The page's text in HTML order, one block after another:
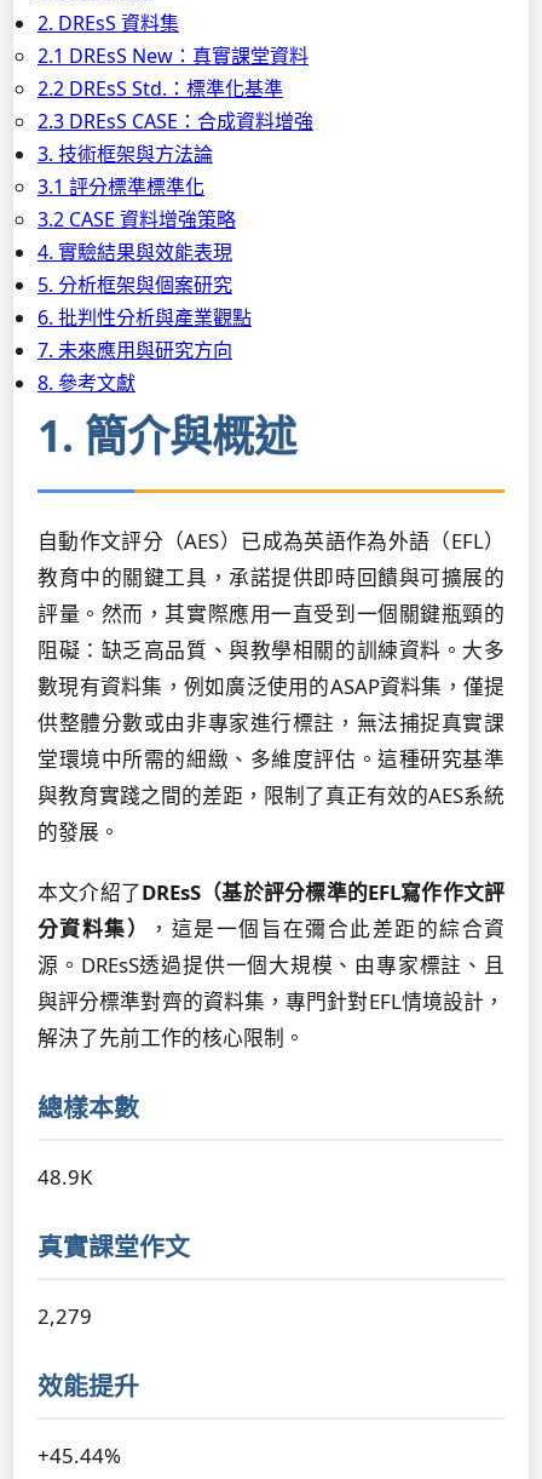
2. DREsS 資料集
2.1 DREsS New：真實課堂資料
2.2 DREsS Std.：標準化基準
2.3 DREsS CASE：合成資料增強
3. 技術框架與方法論
3.1 評分標準標準化
3.2 CASE 資料增強策略
4. 實驗結果與效能表現
5. 分析框架與個案研究
6. 批判性分析與產業觀點
7. 未來應用與研究方向
8. 參考文獻
1. 簡介與概述
自動作文評分（AES）已成為英語作為外語（EFL）
教育中的關鍵工具，承諾提供即時回饋與可擴展的
評量。然而，其實際應用一直受到一個關鍵瓶頸的
阻礙：缺乏高品質、與教學相關的訓練資料。大多
數現有資料集，例如廣泛使用的ASAP資料集，僅提
供整體分數或由非專家進行標註，無法捕捉真實課
堂環境中所需的細緻、多維度評估。這種研究基準
與教育實踐之間的差距，限制了真正有效的AES系統
的發展。
本文介紹了DREsS（基於評分標準的EFL寫作作文評
分資料集）
，這是一個旨在彌合此差距的綜合資
源。DREsS透過提供一個大規模、由專家標註、且
與評分標準對齊的資料集，專門針對EFL情境設計，
解決了先前工作的核心限制。
總樣本數
48.9K
真實課堂作文
2,279
效能提升
+45.44%